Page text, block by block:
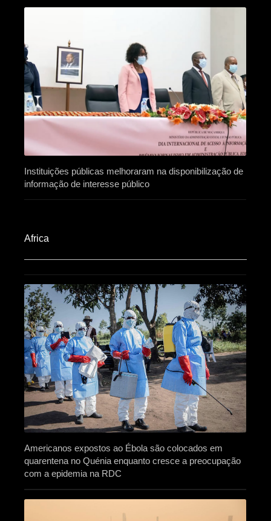
Instituições públicas melhoraram na disponibilização de
informação de interesse público
Africa​
Americanos expostos ao Ébola são colocados em
quarentena no Quénia enquanto cresce a preocupação
com a epidemia na RDC